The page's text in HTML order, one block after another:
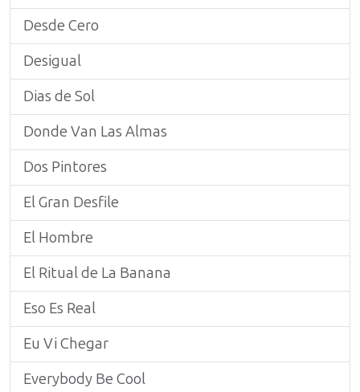
Desde Cero
Desigual
Dias de Sol
Donde Van Las Almas
Dos Pintores
El Gran Desfile
El Hombre
El Ritual de La Banana
Eso Es Real
Eu Vi Chegar
Everybody Be Cool